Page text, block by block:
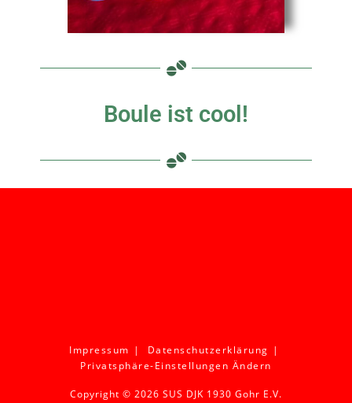
Boule ist cool!
Impressum
Datenschutzerklärung
Privatsphäre-Einstellungen Ändern
Copyright © 2026 SUS DJK 1930 Gohr E.V.